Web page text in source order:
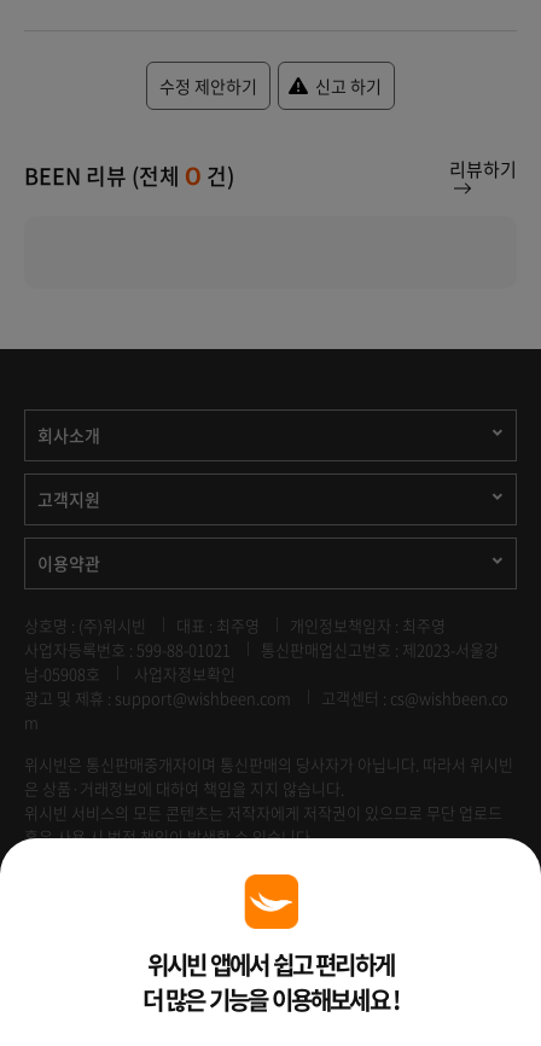
수정 제안하기 신고 하기
BEEN 리뷰 (전체 0 건) 리뷰하기
회사소개
고객지원
이용약관
상호명 : (주)위시빈 대표 : 최주영
개인정보책임자 : 최주영
사업자등록번호 : 599-88-01021
통신판매업신고번호 : 제2023-서울강
남-05908호
사업자정보확인
광고 및 제휴 : support@wishbeen.com
고객센터 : cs@wishbeen.co
m
위시빈은 통신판매중개자이며 통신판매의 당사자가 아닙니다. 따라서 위시빈
은 상품·거래정보에 대하여 책임을 지지 않습니다.
위시빈 서비스의 모든 콘텐츠는 저작자에게 저작권이 있으므로 무단 업로드
혹은 사용 시 법적 책임이 발생할 수 있습니다.
Venture Enterprise위시빈 앱에서 쉽고 편리하게
더 많은 기능을 이용해보세요 !